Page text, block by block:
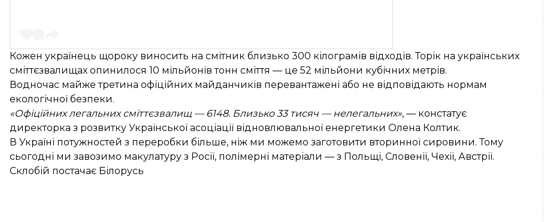
Кожен українець щороку виносить на смітник близько 300 кілограмів відходів. Торік на українських
сміттєзвалищах опинилося 10 мільйонів тонн сміття — це 52 мільйони кубічних метрів.
Водночас майже третина офіційних майданчиків перевантажені або не відповідають нормам
екологічної безпеки.
«Офіційних легальних сміттєзвалищ — 6148. Близько 33 тисяч — нелегальних», — констатує
директорка з розвитку Української асоціації відновлювальної енергетики Олена Колтик.
В Україні потужностей з переробки більше, ніж ми можемо заготовити вторинної сировини. Тому
сьогодні ми завозимо макулатуру з Росії, полімерні матеріали — з Польщі, Словенії, Чехії, Австрії.
Склобій постачає Білорусь